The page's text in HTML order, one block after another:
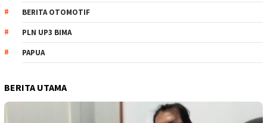
BERITA OTOMOTIF
PLN UP3 BIMA
PAPUA
BERITA UTAMA